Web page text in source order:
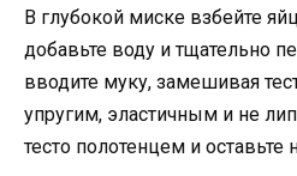
В глубокой миске взбейте
добавьте воду и тщательно
вводите муку, замешивая
упругим, эластичным и не
тесто полотенцем и оставьте